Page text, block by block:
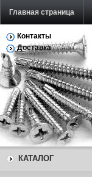
Главная страница
Обратная связь
Контакты
Доставка
КАТАЛОГ